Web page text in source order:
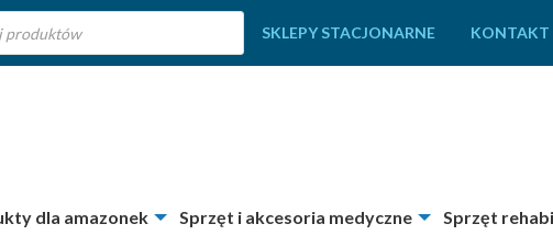
SKLEPY STACJONARNE KONTAKT
dla amazonek Sprzęt i akcesoria medyczne Sprzęt